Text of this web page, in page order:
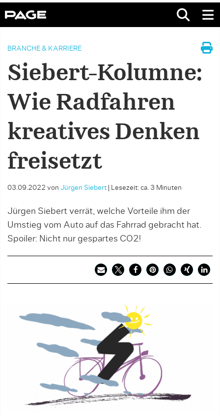
BRANCHE & KARRIERE
Siebert-Kolumne:
Wie Radfahren
kreatives Denken
freisetzt
03.09.2022 von Jürgen Siebert Lesezeit: ca. 3 Minuten
Jürgen Siebert verrät, welche Vorteile ihm der
Umstieg vom Auto auf das Fahrrad gebracht hat.
Spoiler: Nicht nur gespartes CO2!